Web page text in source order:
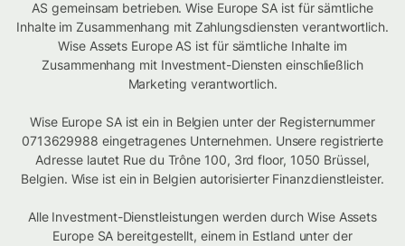
AS gemeinsam betrieben. Wise Europe SA ist für sämtliche
Inhalte im Zusammenhang mit Zahlungsdiensten verantwortlich.
Wise Assets Europe AS ist für sämtliche Inhalte im
Zusammenhang mit Investment-Diensten einschließlich
Marketing verantwortlich.
Wise Europe SA ist ein in Belgien unter der Registernummer
0713629988 eingetragenes Unternehmen. Unsere registrierte
Adresse lautet Rue du Trône 100, 3rd floor, 1050 Brüssel,
Belgien. Wise ist ein in Belgien autorisierter Finanzdienstleister.
Alle Investment-Dienstleistungen werden durch Wise Assets
Europe SA bereitgestellt, einem in Estland unter der